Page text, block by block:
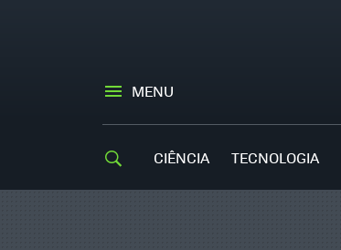
MENU
CIÊNCIA TECNOLOGIA